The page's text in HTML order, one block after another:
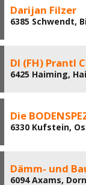
Darijan Filzer
6385 Schwendt,
DI (FH) Prantl
6425 Haiming,
Die
6330 Kufstein,
Dämm- und
6094 Axams,